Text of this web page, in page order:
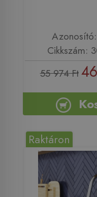
Cikkszám:
55 974 Ft
Raktáron